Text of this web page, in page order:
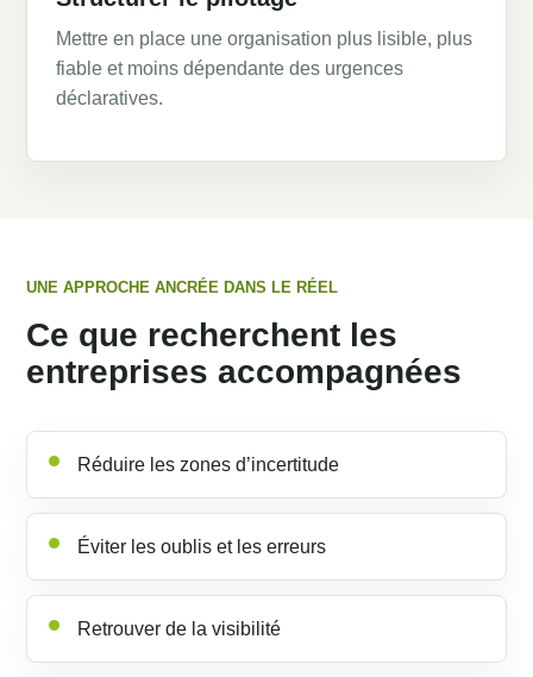
Mettre en place une organisation plus lisible, plus
fiable et moins dépendante des urgences
déclaratives.
UNE APPROCHE ANCRÉE DANS LE RÉEL
Ce que recherchent les
entreprises accompagnées
Réduire les zones d’incertitude
Éviter les oublis et les erreurs
Retrouver de la visibilité